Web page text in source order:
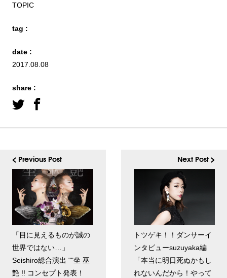
TOPIC
tag :
date :
2017.08.08
share :
< Previous Post
「目に見えるものが誠の
世界ではない…」
Seishiro総合演出 ""坐 巫
艶 !! コンセプト発表！
Next Post >
トツゲキ！！ダンサーイ
ンタビューsuzuyaka編
「本当に明日死ぬかもし
れないんだから！やって